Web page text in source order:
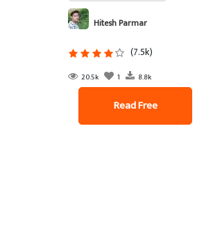
Hitesh Parmar
(7.5k)
20.5k 1 8.8k
Read Free